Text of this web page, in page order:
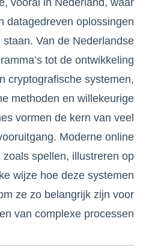
vooral in Nederland, waar
datagedreven oplossingen
staan. Van de Nederlandse
tot de ontwikkeling
cryptografische systemen,
methoden en willekeurige
vormen de kern van veel
Moderne online
zoals spellen, illustreren op
wijze hoe deze systemen
ze zo belangrijk zijn voor
van complexe processen.